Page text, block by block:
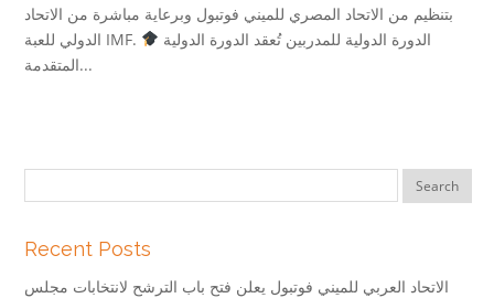
بتنظيم من الاتحاد المصري للميني فوتبول وبرعاية مباشرة من الاتحاد
الدولي للعبة IMF.
المتقدمة...
Recent Posts
الاتحاد العربي للميني فوتبول يعلن فتح باب الترشح لانتخابات مجلس